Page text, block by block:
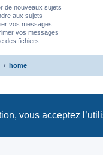
vous acceptez
de nouveaux sujets
aux sujets
vos messages
vos messages
des fichiers
home